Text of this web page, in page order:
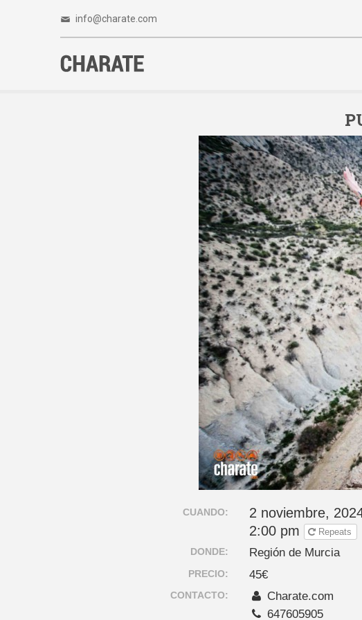
info@charate.com
CUANDO:
2 noviembre,
2:00 pm
Repeats
DONDE: Región de Murcia
PRECIO: 45€
CONTACTO:
Charate.com
647605905